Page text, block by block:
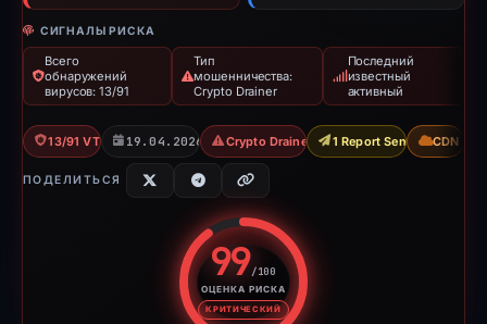
СИГНАЛЫ РИСКА
Всего
обнаружений
вирусов: 13/91
Тип
мошенничества:
Crypto Drainer
Последний
известный
активный
13/91 VT 19.04.2026 Crypto Drainer 1 Report Sent CDN
ПОДЕЛИТЬСЯ
99/100
ОЦЕНКА РИСКА
КРИТИЧЕСКИЙ
Оценка риска: 99 из 100.